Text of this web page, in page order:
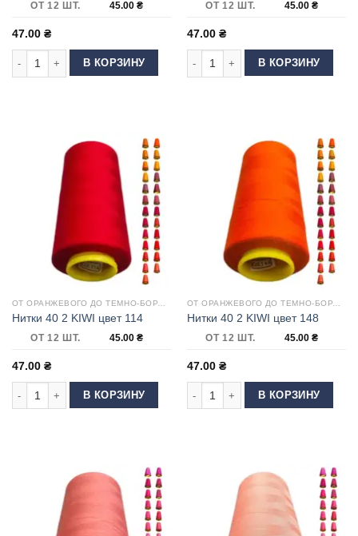
ОТ 12 ШТ. 45.00 ₴
47.00 ₴
Количество товара Нитки 40 2 KIWI цвет 146
В КОРЗИНУ
ОТ 12 ШТ. 45.00 ₴
47.00 ₴
Количество товара Нитки 40 2 KIWI
В КОРЗИНУ
ОТ ОРАНЖЕВОГО ДО ТЕМНО-БОРДОВОГО
Нитки 40 2 KIWI цвет 114
ОТ 12 ШТ. 45.00 ₴
47.00 ₴
Количество товара Нитки 40 2 KIWI цвет 114
В КОРЗИНУ
ОТ ОРАНЖЕВОГО ДО ТЕМНО-БОРДОВОГО
Нитки 40 2 KIWI цвет 148
ОТ 12 ШТ. 45.00 ₴
47.00 ₴
Количество товара Нитки 40 2 KIWI
В КОРЗИНУ